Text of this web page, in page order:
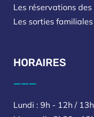
Les réservations
Les sorties
HORAIRES
___
Lundi : 9h - 12h /